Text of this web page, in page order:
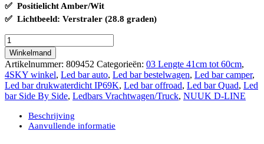
✅ Positielicht Amber/Wit
✅ Lichtbeeld: Verstraler (28.8 graden)
Nuuk
D-
Line
20”
125
watt
9.600
lumen
Winkelmand
Artikelnummer: 809452 Categorieën: 03 Lengte 41cm tot 60cm,
4SKY winkel, Led bar auto, Led bar bestelwagen, Led bar camper,
Led bar drukwaterdicht IP69K, Led bar offroad, Led bar Quad, Led
bar Side By Side, Ledbars Vrachtwagen/Truck, NUUK D-LINE
Beschrijving
Aanvullende informatie